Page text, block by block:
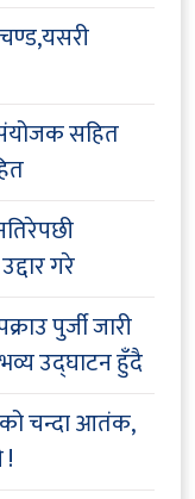
संयोजक सहित
गरे
पुर्जी जारी
उद्घाटन हुँदै
चन्दा आतंक,
!